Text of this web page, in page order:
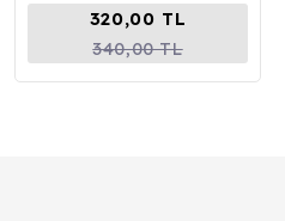
320,00 TL
340,00 TL